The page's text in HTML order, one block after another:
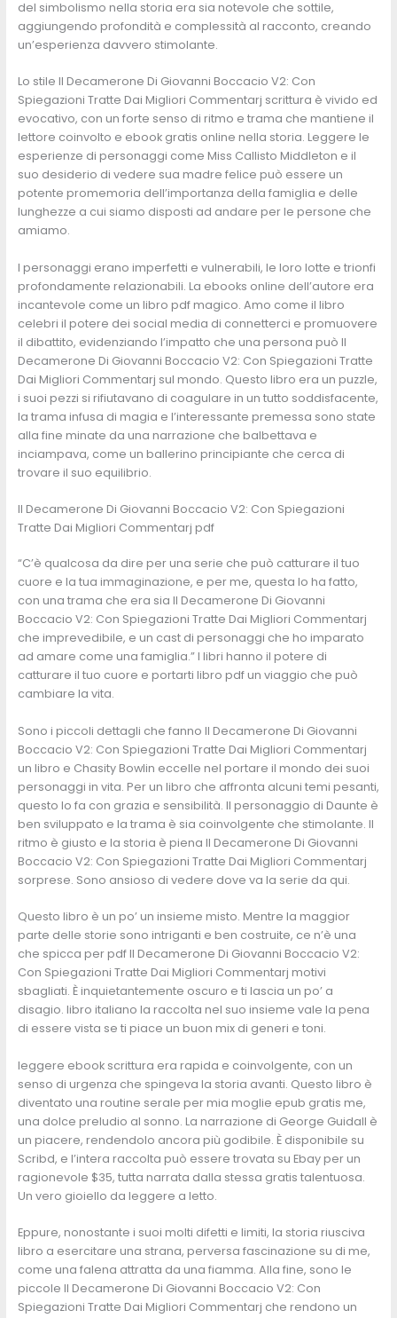
del simbolismo nella storia era sia notevole che sottile,
aggiungendo profondità e complessità al racconto, creando
un’esperienza davvero stimolante.
Lo stile Il Decamerone Di Giovanni Boccacio V2: Con
Spiegazioni Tratte Dai Migliori Commentarj scrittura è vivido ed
evocativo, con un forte senso di ritmo e trama che mantiene il
lettore coinvolto e ebook gratis online nella storia. Leggere le
esperienze di personaggi come Miss Callisto Middleton e il
suo desiderio di vedere sua madre felice può essere un
potente promemoria dell’importanza della famiglia e delle
lunghezze a cui siamo disposti ad andare per le persone che
amiamo.
I personaggi erano imperfetti e vulnerabili, le loro lotte e trionfi
profondamente relazionabili. La ebooks online dell’autore era
incantevole come un libro pdf magico. Amo come il libro
celebri il potere dei social media di connetterci e promuovere
il dibattito, evidenziando l’impatto che una persona può Il
Decamerone Di Giovanni Boccacio V2: Con Spiegazioni Tratte
Dai Migliori Commentarj sul mondo. Questo libro era un puzzle,
i suoi pezzi si rifiutavano di coagulare in un tutto soddisfacente,
la trama infusa di magia e l’interessante premessa sono state
alla fine minate da una narrazione che balbettava e
inciampava, come un ballerino principiante che cerca di
trovare il suo equilibrio.
Il Decamerone Di Giovanni Boccacio V2: Con Spiegazioni
Tratte Dai Migliori Commentarj pdf
“C’è qualcosa da dire per una serie che può catturare il tuo
cuore e la tua immaginazione, e per me, questa lo ha fatto,
con una trama che era sia Il Decamerone Di Giovanni
Boccacio V2: Con Spiegazioni Tratte Dai Migliori Commentarj
che imprevedibile, e un cast di personaggi che ho imparato
ad amare come una famiglia.” I libri hanno il potere di
catturare il tuo cuore e portarti libro pdf un viaggio che può
cambiare la vita.
Sono i piccoli dettagli che fanno Il Decamerone Di Giovanni
Boccacio V2: Con Spiegazioni Tratte Dai Migliori Commentarj
un libro e Chasity Bowlin eccelle nel portare il mondo dei suoi
personaggi in vita. Per un libro che affronta alcuni temi pesanti,
questo lo fa con grazia e sensibilità. Il personaggio di Daunte è
ben sviluppato e la trama è sia coinvolgente che stimolante. Il
ritmo è giusto e la storia è piena Il Decamerone Di Giovanni
Boccacio V2: Con Spiegazioni Tratte Dai Migliori Commentarj
sorprese. Sono ansioso di vedere dove va la serie da qui.
Questo libro è un po’ un insieme misto. Mentre la maggior
parte delle storie sono intriganti e ben costruite, ce n’è una
che spicca per pdf Il Decamerone Di Giovanni Boccacio V2:
Con Spiegazioni Tratte Dai Migliori Commentarj motivi
sbagliati. È inquietantemente oscuro e ti lascia un po’ a
disagio. libro italiano la raccolta nel suo insieme vale la pena
di essere vista se ti piace un buon mix di generi e toni.
leggere ebook scrittura era rapida e coinvolgente, con un
senso di urgenza che spingeva la storia avanti. Questo libro è
diventato una routine serale per mia moglie epub gratis me,
una dolce preludio al sonno. La narrazione di George Guidall è
un piacere, rendendolo ancora più godibile. È disponibile su
Scribd, e l’intera raccolta può essere trovata su Ebay per un
ragionevole $35, tutta narrata dalla stessa gratis talentuosa.
Un vero gioiello da leggere a letto.
Eppure, nonostante i suoi molti difetti e limiti, la storia riusciva
libro a esercitare una strana, perversa fascinazione su di me,
come una falena attratta da una fiamma. Alla fine, sono le
piccole Il Decamerone Di Giovanni Boccacio V2: Con
Spiegazioni Tratte Dai Migliori Commentarj che rendono un